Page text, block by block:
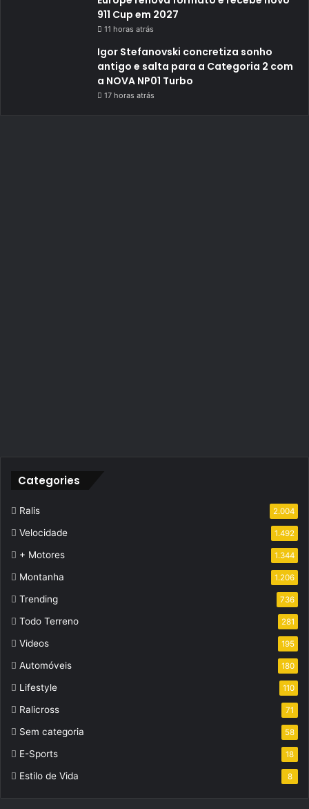
911 Cup em 2027
11 horas atrás
Igor Stefanovski concretiza sonho
antigo e salta para a Categoria 2 com
a NOVA NP01 Turbo
17 horas atrás
Categories
Ralis 2.004
Velocidade 1.492
+ Motores 1.344
Montanha 1.206
Trending 736
Todo Terreno 281
Videos 195
Automóveis 180
Lifestyle 110
Ralicross 71
Sem categoria 58
E-Sports 18
Estilo de Vida 8